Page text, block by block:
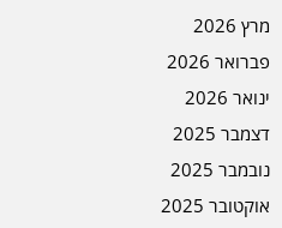
מרץ 2026
פברואר 2026
ינואר 2026
דצמבר 2025
נובמבר 2025
אוקטובר 2025